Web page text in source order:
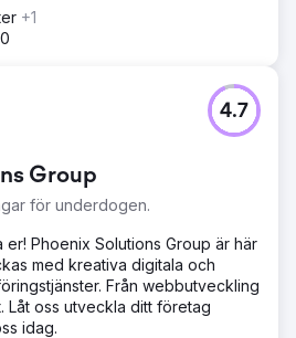
+1
Group
för underdogen.
4.7
Phoenix Solutions Group är här
med kreativa digitala och
Från webbutveckling
Låt oss utveckla ditt företag
idag.